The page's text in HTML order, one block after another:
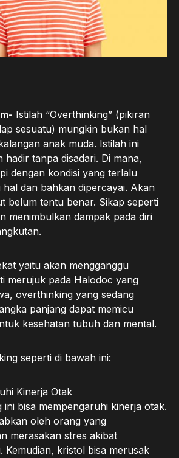
Istilah “Overthinking” (pikiran
sesuatu) mungkin bukan hal
anak muda. Istilah ini
hadir tanpa disadari. Di mana,
dengan kondisi yang terlalu
hal dan bahkan dipercayai. Akan
belum tentu benar. Sikap seperti
menimbulkan dampak pada diri
yaitu akan mengganggu
merujuk pada Halodoc yang
overthinking yang sedang
panjang dapat memicu
kesehatan tubuh dan mental.
seperti di bawah ini:
Kinerja Otak
ini bisa mempengaruhi kinerja otak.
oleh orang yang
merasakan stres akibat
Kemudian, kristol bisa merusak